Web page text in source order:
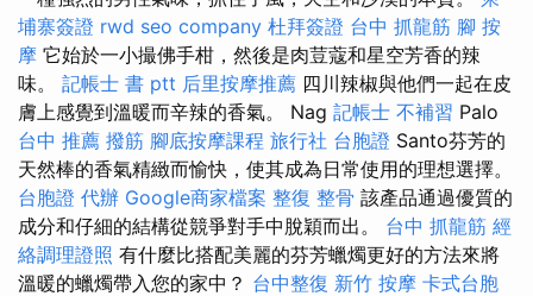
埔寨簽證 rwd seo company 杜拜簽證 台中 抓龍筋 腳 按
摩 它始於一小撮佛手柑，然後是肉荳蔻和星空芳香的辣
味。 記帳士 書 ptt 后里按摩推薦 四川辣椒與他們一起在皮
膚上感覺到溫暖而辛辣的香氣。 Nag 記帳士 不補習 Palo
台中 推薦 撥筋 腳底按摩課程 旅行社 台胞證 Santo芬芳的
天然棒的香氣精緻而愉快，使其成為日常使用的理想選擇。
台胞證 代辦 Google商家檔案 整復 整骨 該產品通過優質的
成分和仔細的結構從競爭對手中脫穎而出。 台中 抓龍筋 經
絡調理證照 有什麼比搭配美麗的芬芳蠟燭更好的方法來將
溫暖的蠟燭帶入您的家中？ 台中整復 新竹 按摩 卡式台胞